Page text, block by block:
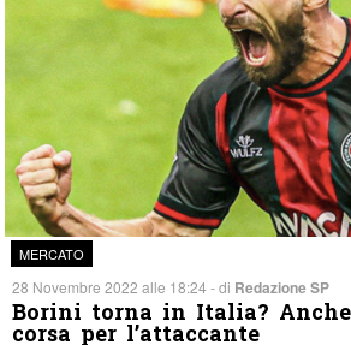
MERCATO
28 Novembre 2022 alle 18:24 - di Redazione SP
Borini torna in Italia?
corsa per l’attaccante